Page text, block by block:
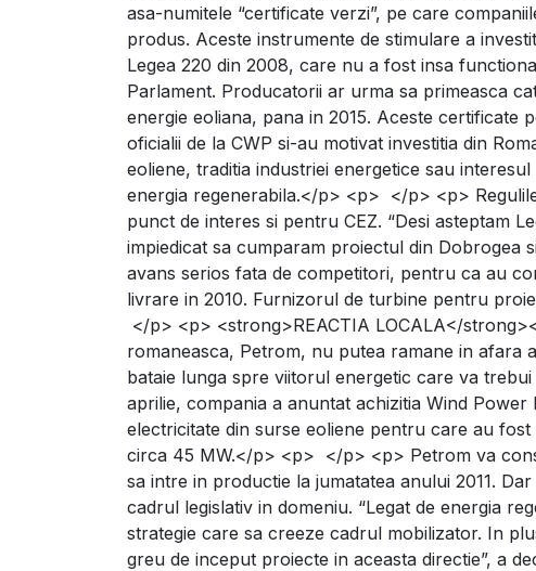
asa-numitele “certificate verzi”, pe care
produs. Aceste instrumente de stimulare a
Legea 220 din 2008, care nu a fost insa
Parlament. Producatorii ar urma sa primeasca
energie eoliana, pana in 2015. Aceste certificate
oficialii de la CWP si-au motivat investitia din
eoliene, traditia industriei energetice sau
energia regenerabila.</p> <p> </p> <p>
punct de interes si pentru CEZ. “Desi asteptam
impiedicat sa cumparam proiectul din Dobrogea
avans serios fata de competitori, pentru ca au
livrare in 2010. Furnizorul de turbine pentru
</p> <p> <strong>REACTIA LOCALA</
romaneasca, Petrom, nu putea ramane in afara
bataie lunga spre viitorul energetic care va
aprilie, compania a anuntat achizitia Wind
electricitate din surse eoliene pentru care au
circa 45 MW.</p> <p> </p> <p> Petrom va
sa intre in productie la jumatatea anului 2011.
cadrul legislativ in domeniu. “Legat de energia
strategie care sa creeze cadrul mobilizator. In
greu de inceput proiecte in aceasta directie”, a